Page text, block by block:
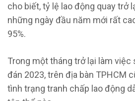
cho biết, tỷ lệ lao động quay trở
những ngày đầu năm mới rất
95%.
Trong một tháng trở lại làm việc
đán 2023, trên địa bàn TPHCM
tình trạng tranh chấp lao động